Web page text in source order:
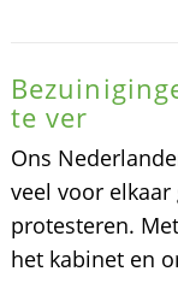
te ver
Ons
veel voor
protesteren.
het kabinet en